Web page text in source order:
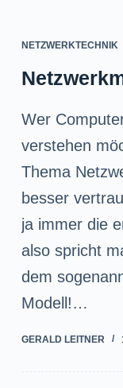
NETZWERKTECHNIK
Wer
verstehen
Thema
besser
ja immer die
also spricht
dem
Modell!…
GERALD LEITNER